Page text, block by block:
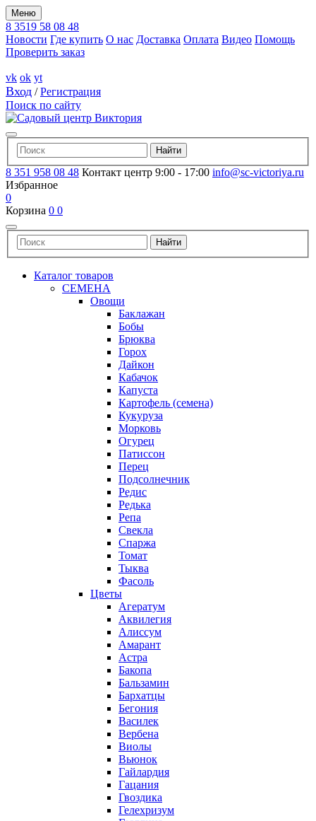
Меню
8 3519 58 08 48
Новости Где купить О нас Доставка Оплата Видео Помощь
Проверить заказ
vk ok yt
Вход /Регистрация
Поиск по сайту
8 351 958 08 48 Контакт центр 9:00 - 17:00 info@sc-victoriya.ru
Избранное
0
Корзина 0 0
Каталог товаров
СЕМЕНА
Овощи
Баклажан
Бобы
Брюква
Горох
Дайкон
Кабачок
Капуста
Картофель (семена)
Кукуруза
Морковь
Огурец
Патиссон
Перец
Подсолнечник
Редис
Редька
Репа
Свекла
Спаржа
Томат
Тыква
Фасоль
Цветы
Агератум
Аквилегия
Алиссум
Амарант
Астра
Бакопа
Бальзамин
Бархатцы
Бегония
Василек
Вербена
Виолы
Вьюнок
Гайлардия
Гацания
Гвоздика
Гелехризум